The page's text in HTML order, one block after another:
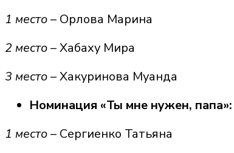
1 место– Орлова Марина
2 место– Хабаху Мира
3 место– Хакуринова Муанда
Номинация «Ты мне нужен, папа»:
1 место– Сергиенко Татьяна